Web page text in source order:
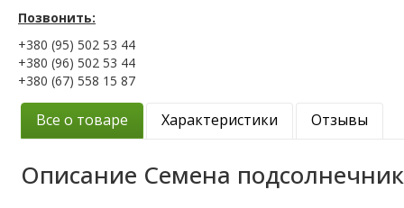
Позвонить:
+380 (95) 502 53 44
+380 (96) 502 53 44
+380 (67) 558 15 87
Все о товаре Характеристики Отзывы
Описание Семена